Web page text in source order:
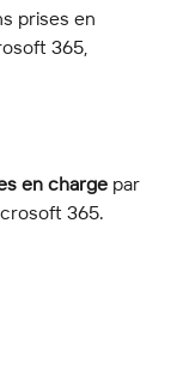
prises en
365,
en charge par
365.